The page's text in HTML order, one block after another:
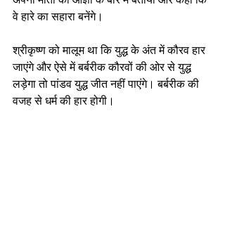
वे हारे का सहारा बनेंगे।
श्रीकृष्ण को मालूम था कि युद्ध के अंत में कौरव हार
जाएंगे और ऐसे में बर्बरीक कौरवों की ओर से युद्ध
लड़ेगा तो पांडव युद्ध जीत नहीं पाएंगे। बर्बरीक की
वजह से धर्म की हार होगी।